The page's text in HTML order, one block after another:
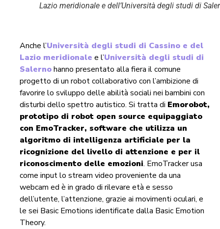
Lazio meridionale e dell’Università degli studi di
Anche l’Università degli studi di Cassino e del
Lazio meridionale e l’Università degli studi di
Salernohanno presentato alla fiera il comune
progetto di un robot collaborativo con l’ambizione di
favorire lo sviluppo delle abilità sociali nei bambini con
disturbi dello spettro autistico. Si tratta di Emorobot,
prototipo di robot open source equipaggiato
con EmoTracker, software che utilizza un
algoritmo di intelligenza artificiale per la
ricognizione del livello di attenzione e per il
riconoscimento delle emozioni. EmoTracker usa
come input lo stream video proveniente da una
webcam ed è in grado di rilevare età e sesso
dell’utente, l’attenzione, grazie ai movimenti oculari, e
le sei Basic Emotions identificate dalla Basic Emotion
Theory.